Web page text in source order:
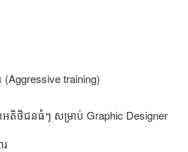
(Aggressive training)
អតិថិជនធំៗ សម្រាប់ Graphic Designer